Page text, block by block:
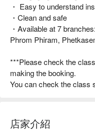
・ Easy to understand
・Clean and safe
・Available at 7
Phrom Phiram,
***Please check the
making the booking.
You can check the class
店家介紹